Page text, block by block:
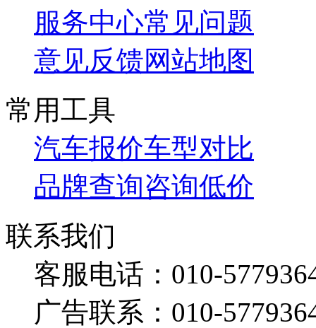
服务中心常见问题
意见反馈网站地图
常用工具
汽车报价车型对比
品牌查询咨询低价
联系我们
客服电话： 010-
广告联系： 010-